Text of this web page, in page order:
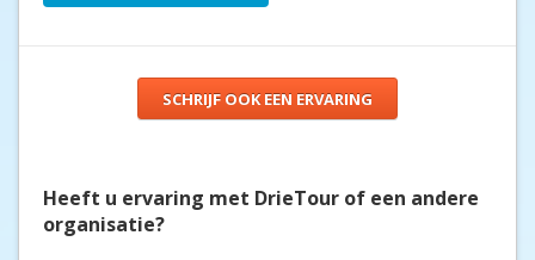
SCHRIJF OOK EEN ERVARING
Heeft u ervaring met DrieTour of een andere
organisatie?